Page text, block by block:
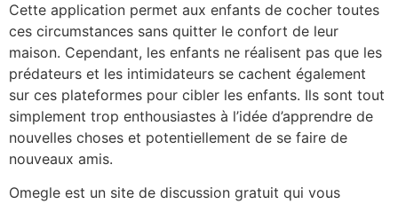
Cette application permet aux enfants de cocher toutes
ces circumstances sans quitter le confort de leur
maison. Cependant, les enfants ne réalisent pas que les
prédateurs et les intimidateurs se cachent également
sur ces plateformes pour cibler les enfants. Ils sont tout
simplement trop enthousiastes à l’idée d’apprendre de
nouvelles choses et potentiellement de se faire de
nouveaux amis.
Omegle est un site de discussion gratuit qui vous